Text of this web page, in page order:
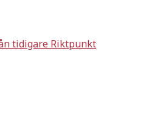
tidigare Riktpunkt